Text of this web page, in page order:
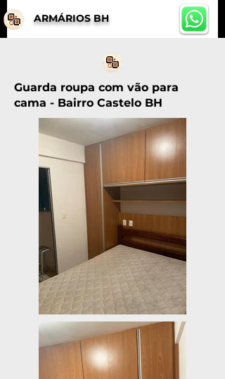
ARMÁRIOS BH
Guarda roupa com vão para
cama - Bairro Castelo BH